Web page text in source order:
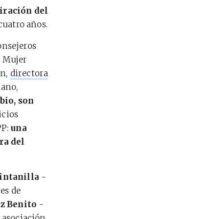
del
años.
Mujer
directora
son
una
del
-
de
Benito -